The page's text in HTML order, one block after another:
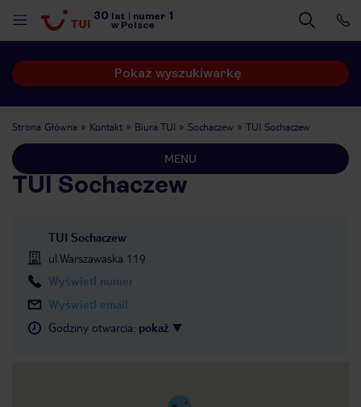
30 lat numer 1
w Polsce
Pokaż wyszukiwarkę
Strona Główna Kontakt Biura TUI Sochaczew TUI Sochaczew
MENU
TUI Sochaczew
TUI Sochaczew
ul.Warszawaska 119
Wyświetl numer
Wyświetl email
Godziny otwarcia: pokaż